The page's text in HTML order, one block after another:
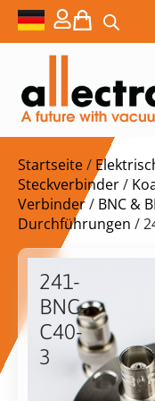
Startseite/
Steckverbinder/
Verbinder/ BNC &
Durchführungen /
241-
BNC-
C40-
3
DN40CF
$
Lieferzeit:
auf